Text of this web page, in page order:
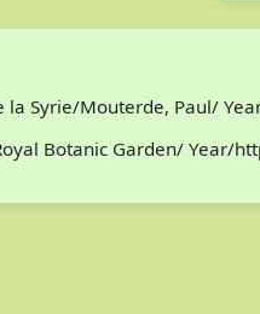
la Syrie/Mouterde, Paul/
Botanic Garden/ Year/